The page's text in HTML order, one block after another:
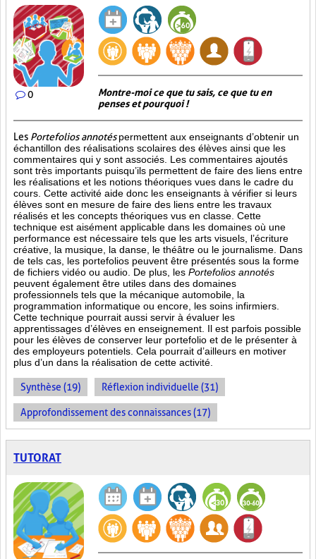
0
Montre-moi ce que tu sais, ce que tu en
penses et pourquoi !
Les Portefolios annotés permettent aux enseignants d’obtenir un
échantillon des réalisations scolaires des élèves ainsi que les
commentaires qui y sont associés. Les commentaires ajoutés
sont très importants puisqu’ils permettent de faire des liens entre
les réalisations et les notions théoriques vues dans le cadre du
cours. Cette activité aide donc les enseignants à vérifier si leurs
élèves sont en mesure de faire des liens entre les travaux
réalisés et les concepts théoriques vus en classe. Cette
technique est aisément applicable dans les domaines où une
performance est nécessaire tels que les arts visuels, l’écriture
créative, la musique, la danse, le théâtre ou le journalisme. Dans
de tels cas, les portefolios peuvent être présentés sous la forme
de fichiers vidéo ou audio. De plus, les Portefolios annotés
peuvent également être utiles dans des domaines
professionnels tels que la mécanique automobile, la
programmation informatique ou encore, les soins infirmiers.
Cette technique pourrait aussi servir à évaluer les
apprentissages d’élèves en enseignement. Il est parfois possible
pour les élèves de conserver leur portefolio et de le présenter à
des employeurs potentiels. Cela pourrait d’ailleurs en motiver
plus d’un dans la réalisation de cette activité.
Synthèse (19) Réflexion individuelle (31)
Approfondissement des connaissances (17)
TUTORAT